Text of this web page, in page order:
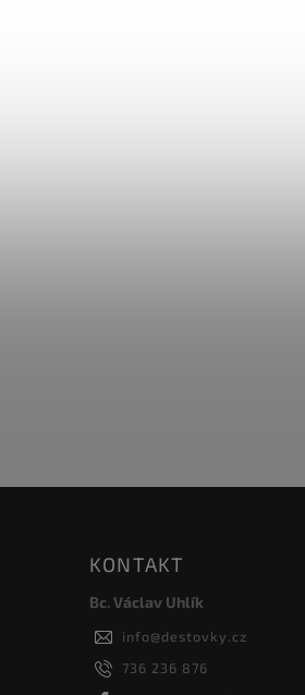
KONTAKT
Bc. Václav Uhlík
info@destovky.cz
736 236 876